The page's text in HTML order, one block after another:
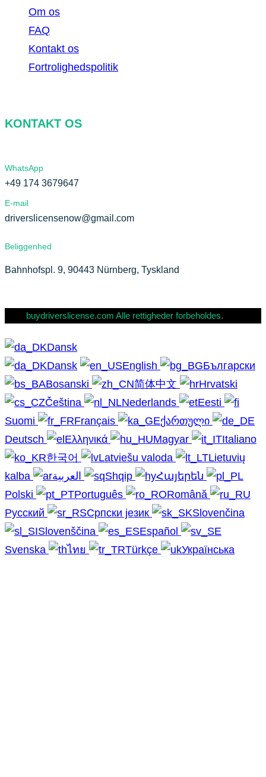
Om os
FAQ
Kontakt os
Fortrolighedspolitik
KONTAKT OS
WhatsApp
+49 174 3679647
E-mail
driverslicensenow@gmail.com
Beliggenhed
Bahnhofspl. 9, 90443 Nürnberg, Tyskland
buydriverslicense.com Alle rettigheder forbeholdes.
Dansk
Dansk
English
Български
Bosanski
简体中文
Hrvatski
Čeština
Nederlands
Eesti
Suomi
Français
ქართული
Deutsch
Ελληνικά Magyar
Italiano
한국어
Latviešu valoda
Lietuvių
kalba
Shqip
Հայերեն
Polski
Português
Română
Русский
Српски језик
Slovenčina
Slovenščina
Español
Svenska
ไทย Türkçe Українська